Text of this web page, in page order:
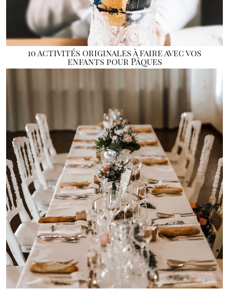
10 activités originales à faire avec vos
enfants pour Pâques